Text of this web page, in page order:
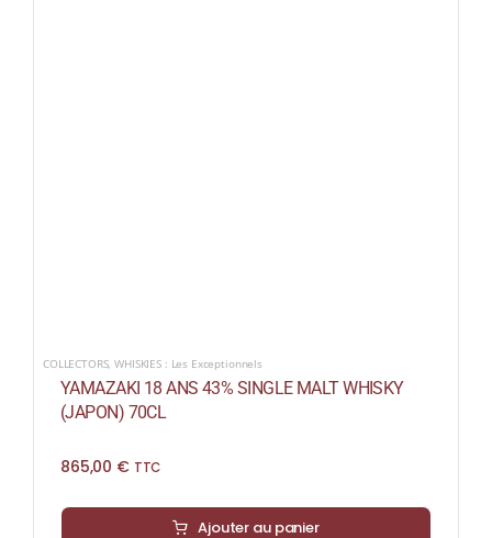
COLLECTORS,WHISKIES : Les Exceptionnels
YAMAZAKI 18 ANS 43% SINGLE MALT WHISKY
(JAPON) 70CL
865,00 € TTC
Ajouter au panier